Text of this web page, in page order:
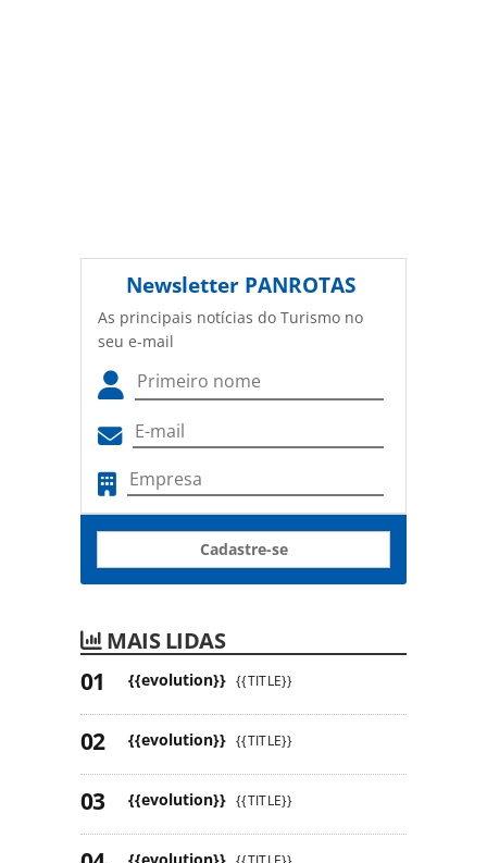
NewsletterPANROTAS
As principais notícias do Turismo no
seu e-mail
Cadastre-se
MAIS LIDAS
{{evolution}} {{TITLE}}
{{evolution}} {{TITLE}}